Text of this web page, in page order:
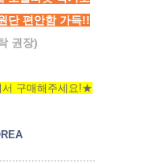
단 편안함 가득!!
권장)
구매해주세요!★